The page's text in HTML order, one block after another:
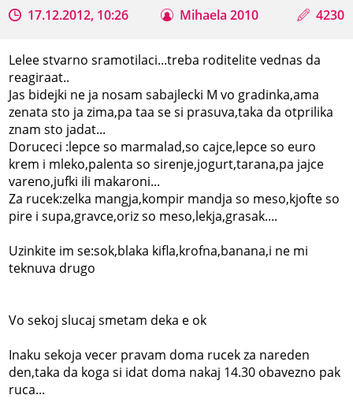
17.12.2012, 10:26 Mihaela 2010 4230
Lelee stvarno sramotilaci...treba roditelite vednas da
reagiraat..
Jas bidejki ne ja nosam sabajlecki M vo gradinka,ama
zenata sto ja zima,pa taa se si prasuva,taka da otprilika
znam sto jadat...
Doruceci :lepce so marmalad,so cajce,lepce so euro
krem i mleko,palenta so sirenje,jogurt,tarana,pa jajce
vareno,jufki ili makaroni...
Za rucek:zelka mangja,kompir mandja so meso,kjofte so
pire i supa,gravce,oriz so meso,lekja,grasak....
Uzinkite im se:sok,blaka kifla,krofna,banana,i ne mi
teknuva drugo
Vo sekoj slucaj smetam deka e ok
Inaku sekoja vecer pravam doma rucek za nareden
den,taka da koga si idat doma nakaj 14.30 obavezno pak
ruca...